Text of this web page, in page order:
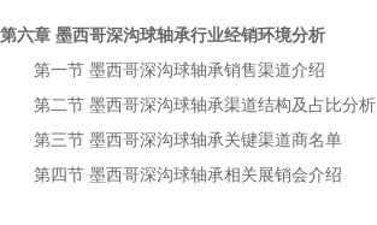
第六章 墨西哥深沟球轴承行业经销环境分析
第一节 墨西哥深沟球轴承销售渠道介绍
第二节 墨西哥深沟球轴承渠道结构及占比分析
第三节 墨西哥深沟球轴承关键渠道商名单
第四节 墨西哥深沟球轴承相关展销会介绍